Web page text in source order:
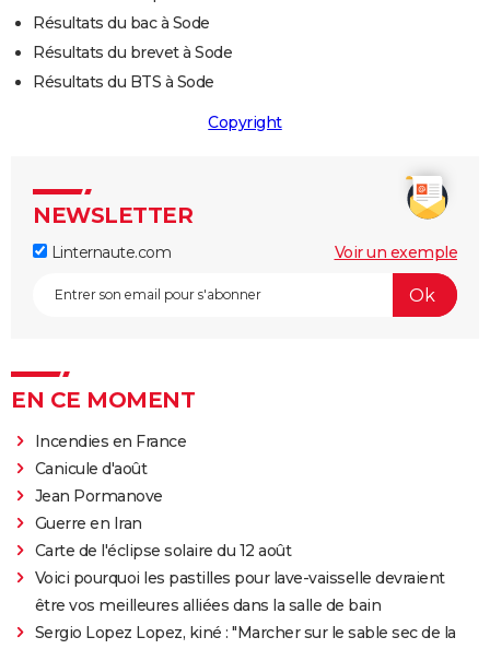
Résultats du bac à Sode
Résultats du brevet à Sode
Résultats du BTS à Sode
Copyright
NEWSLETTER
Linternaute.com Voir un exemple
EN CE MOMENT
Incendies en France
Canicule d'août
Jean Pormanove
Guerre en Iran
Carte de l'éclipse solaire du 12 août
Voici pourquoi les pastilles pour lave-vaisselle devraient
être vos meilleures alliées dans la salle de bain
Sergio Lopez Lopez, kiné : "Marcher sur le sable sec de la